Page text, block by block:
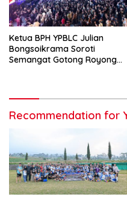
Ketua BPH YPBLC Julian
Bongsoikrama Soroti
Semangat Gotong Royong
Recommendation for